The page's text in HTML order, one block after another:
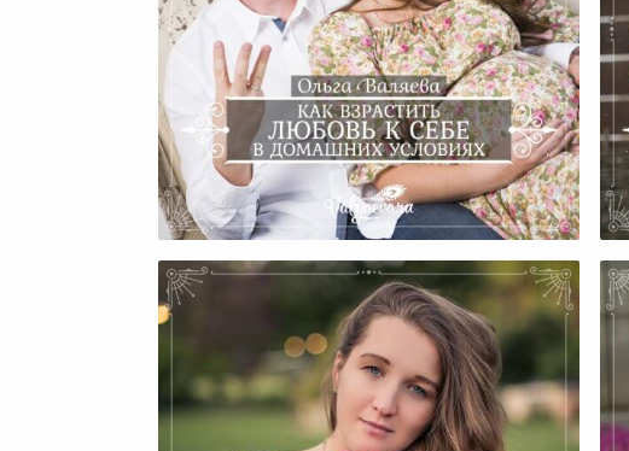
Как Взрастить Любовь К Себе
В Домашних Условиях